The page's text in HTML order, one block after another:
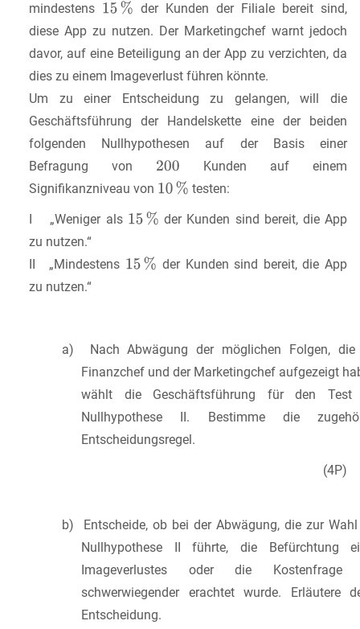
mindestens
der Kunden der Filiale bereit sind,
diese App zu nutzen. Der Marketingchef warnt jedoch
davor, auf eine Beteiligung an der App zu verzichten, da
dies zu einem Imageverlust führen könnte.
Um zu einer Entscheidung zu gelangen, will die
Geschäftsführung der Handelskette eine der beiden
folgenden Nullhypothesen auf der Basis einer
Befragung von
Kunden auf einem
Signifikanzniveau von
testen:
„Weniger als
der Kunden sind bereit, die App
zu nutzen.“
„Mindestens
der Kunden sind bereit, die App
zu nutzen.“
a) Nach Abwägung der möglichen Folgen, die
Finanzchef und der Marketingchef aufgezeigt
wählt die Geschäftsführung für den Test
Nullhypothese II. Bestimme die
Entscheidungsregel.
(4P)
b) Entscheide, ob bei der Abwägung, die zur
Nullhypothese II führte, die Befürchtung
Imageverlustes oder die Kostenfrage
schwerwiegender erachtet wurde. Erläutere
Entscheidung.